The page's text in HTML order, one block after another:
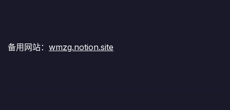
备用网站： wmzg.notion.site